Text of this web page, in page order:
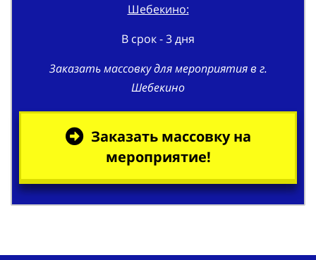
Шебекино:
В срок - 3 дня
Заказать массовку для мероприятия в г.
Шебекино
Заказать массовку на
мероприятие!